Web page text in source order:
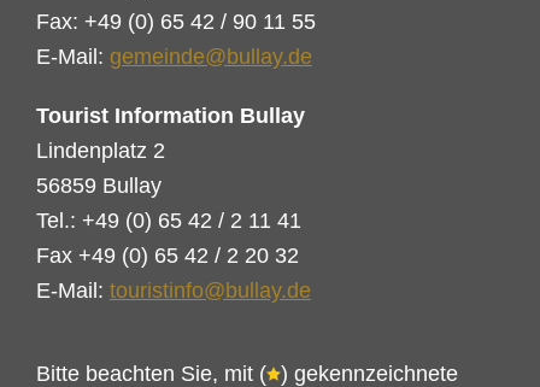
Fax: +49 (0) 65 42 / 90 11 55
E-Mail: gemeinde@bullay.de
Tourist Information Bullay
Lindenplatz 2
56859 Bullay
Tel.: +49 (0) 65 42 / 2 11 41
Fax +49 (0) 65 42 / 2 20 32
E-Mail: touristinfo@bullay.de
Bitte beachten Sie, mit ( ) gekennzeichnete